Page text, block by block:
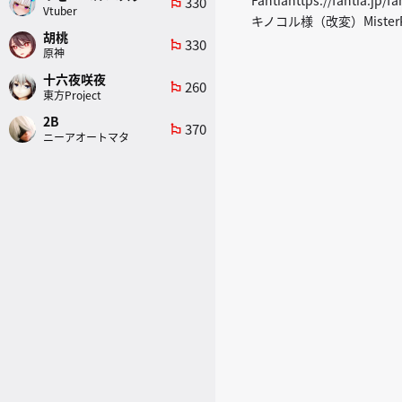
キノコル様（改変）
Vtuber
胡桃
原神
emoji_flags 330
十六夜咲夜
東方Project
emoji_flags 260
2B
ニーアオートマタ
emoji_flags 370